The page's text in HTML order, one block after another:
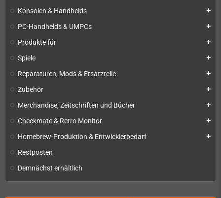
Konsolen & Handhelds add
PC-Handhelds & UMPCs add
Produkte für add
Spiele add
Reparaturen, Mods & Ersatzteile add
Zubehör add
Merchandise, Zeitschriften und Bücher add
Checkmate & Retro Monitor add
Homebrew-Produktion & Entwicklerbedarf add
Restposten
Demnächst erhältlich